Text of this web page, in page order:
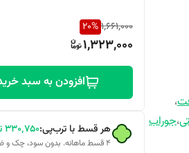
،
،جوراب
1,661,000
20%
1,323,000
افزودن به سبد
هر قسط با ترب‌پی:۳۳۰٬۷۵۰
۴ قسط ماهانه. بدون سود، چک و ضامن.